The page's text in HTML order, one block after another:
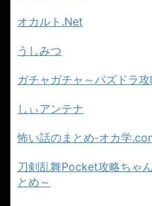
オカルト.Net
うしみつ
ガチャガチャ～パズドラ
しぃアンテナ
怖い話のまとめ‐オカ学
刀剣乱舞Pocket攻略ちゃ
とめ～